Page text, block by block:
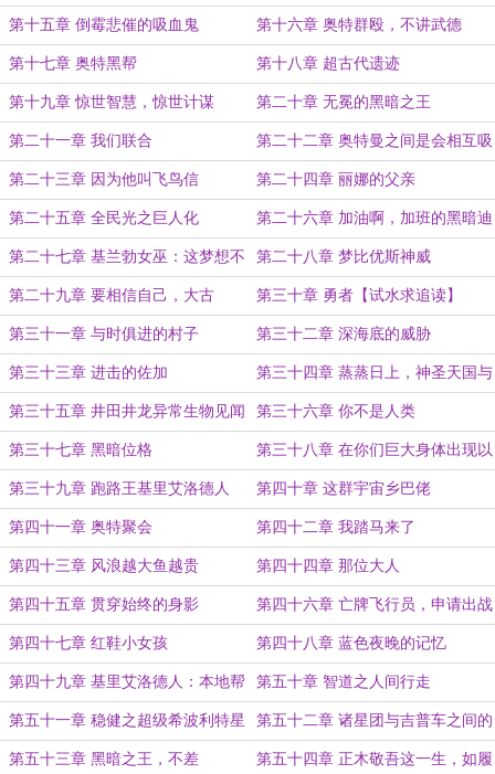
第十五章 倒霉悲催的吸血鬼 第十六章 奥特群殴，不讲武德
第十七章 奥特黑帮 第十八章 超古代遗迹
第十九章 惊世智慧，惊世计谋 第二十章 无冕的黑暗之王
第二十一章 我们联合 第二十二章 奥特曼之间是会相互吸
引的
第二十三章 因为他叫飞鸟信 第二十四章 丽娜的父亲
第二十五章 全民光之巨人化 第二十六章 加油啊，加班的黑暗迪
迦
第二十七章 基兰勃女巫：这梦想不
对劲
第二十八章 梦比优斯神威
第二十九章 要相信自己，大古 第三十章 勇者【试水求追读】
第三十一章 与时俱进的村子 第三十二章 深海底的威胁
第三十三章 进击的佐加 第三十四章 蒸蒸日上，神圣天国与
露耶
第三十五章 井田井龙异常生物见闻
录
第三十六章 你不是人类
第三十七章 黑暗位格 第三十八章 在你们巨大身体出现以
前，人类等待着我们的统治
第三十九章 跑路王基里艾洛德人 第四十章 这群宇宙乡巴佬
第四十一章 奥特聚会 第四十二章 我踏马来了
第四十三章 风浪越大鱼越贵 第四十四章 那位大人
第四十五章 贯穿始终的身影 第四十六章 亡牌飞行员，申请出战
第四十七章 红鞋小女孩 第四十八章 蓝色夜晚的记忆
第四十九章 基里艾洛德人：本地帮
派太没有礼貌了
第五十章 智道之人间行走
第五十一章 稳健之超级希波利特星
人
第五十二章 诸星团与吉普车之间的
羁绊
第五十三章 黑暗之王，不差 第五十四章 正木敬吾这一生，如履